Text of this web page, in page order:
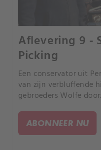
Aflevering 9 -
Picking
Een conservator uit
van zijn verbluffende
gebroeders Wolfe
ABONNEER NU